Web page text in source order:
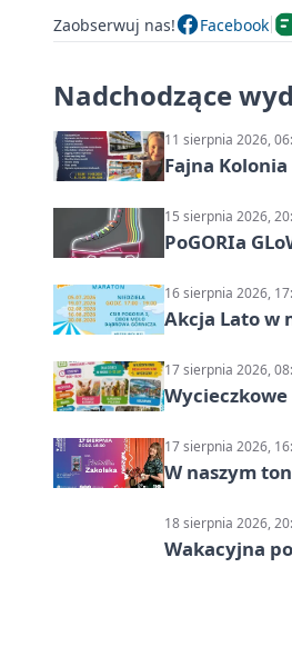
Zaobserwuj nas! Facebook
Nadchodzące
11 sierpnia 2026,
Fajna
15 sierpnia 2026,
PoGORIa
16 sierpnia 2026,
Akcja Lato w
17 sierpnia 2026,
17 sierpnia 2026,
W naszym
18 sierpnia 2026,
Wakacyjna